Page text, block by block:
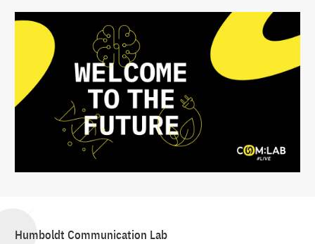
Humboldt Communication Lab